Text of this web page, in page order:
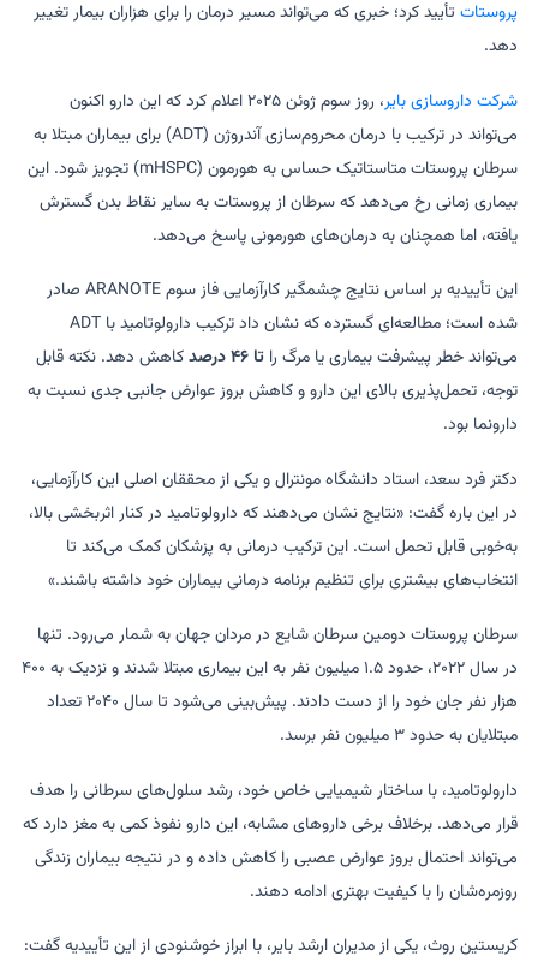
پروستات تأیید کرد؛ خبری که می‌تواند مسیر درمان را برای هزاران بیمار تغییر
دهد.
شرکت داروسازی بایر
، روز سوم ژوئن ۲۰۲۵ اعلام کرد که این دارو اکنون
می‌تواند در ترکیب با درمان محروم‌سازی آندروژن (ADT) برای بیماران مبتلا به
سرطان پروستات متاستاتیک حساس به هورمون (mHSPC) تجویز شود. این
بیماری زمانی رخ می‌دهد که سرطان از پروستات به سایر نقاط بدن گسترش
یافته، اما همچنان به درمان‌های هورمونی پاسخ می‌دهد.
این تأییدیه بر اساس نتایج چشمگیر کارآزمایی فاز سوم ARANOTE صادر
شده است؛ مطالعه‌ای گسترده که نشان داد ترکیب دارولوتامید با ADT
می‌تواند خطر پیشرفت بیماری یا مرگ راتا ۴۶ درصد
کاهش دهد. نکته قابل
توجه، تحمل‌پذیری بالای این دارو و کاهش بروز عوارض جانبی جدی نسبت به
دارونما بود.
دکتر فرد سعد، استاد دانشگاه مونترال و یکی از محققان اصلی این کارآزمایی،
در این باره گفت: «نتایج نشان می‌دهند که دارولوتامید در کنار اثربخشی بالا،
به‌خوبی قابل تحمل است. این ترکیب درمانی به پزشکان کمک می‌کند تا
انتخاب‌های بیشتری برای تنظیم برنامه درمانی بیماران خود داشته باشند.»
سرطان پروستات دومین سرطان شایع در مردان جهان به شمار می‌رود. تنها
در سال ۲۰۲۲، حدود ۱.۵ میلیون نفر به این بیماری مبتلا شدند و نزدیک به ۴۰۰
هزار نفر جان خود را از دست دادند. پیش‌بینی می‌شود تا سال ۲۰۴۰ تعداد
مبتلایان به حدود ۳ میلیون نفر برسد.
دارولوتامید، با ساختار شیمیایی خاص خود، رشد سلول‌های سرطانی را هدف
قرار می‌دهد. برخلاف برخی داروهای مشابه، این دارو نفوذ کمی به مغز دارد که
می‌تواند احتمال بروز عوارض عصبی را کاهش داده و در نتیجه بیماران زندگی
روزمره‌شان را با کیفیت بهتری ادامه دهند.
کریستین روث، یکی از مدیران ارشد بایر، با ابراز خوشنودی از این تأییدیه گفت: